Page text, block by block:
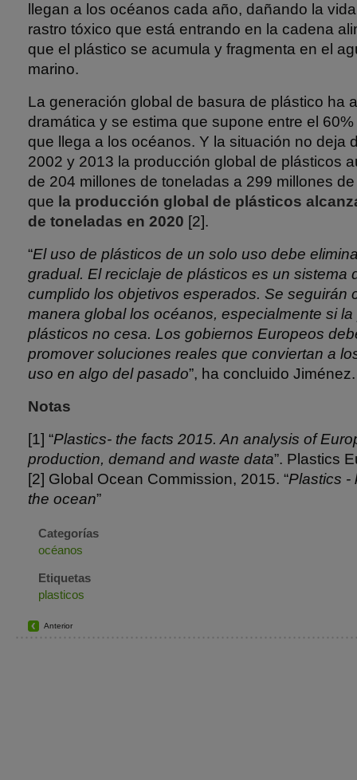
llegan a los océanos cada año, dañando la
rastro tóxico que está entrando en la cadena
que el plástico se acumula y fragmenta en el
marino.
La generación global de basura de plástico ha
dramática y se estima que supone entre el
que llega a los océanos. Y la situación no deja
2002 y 2013 la producción global de plásticos
de 204 millones de toneladas a 299 millones
que la producción global de plásticos
de toneladas en 2020 [2].
“El uso de plásticos de un solo uso debe
gradual. El reciclaje de plásticos es un sistema
cumplido los objetivos esperados. Se seguirán
manera global los océanos, especialmente si
plásticos no cesa. Los gobiernos Europeos
promover soluciones reales que conviertan a
uso en algo del pasado”, ha concluido Jiménez.
Notas
[1] “Plastics- the facts 2015. An analysis of
production, demand and waste data”. Plastics
[2] Global Ocean Commission, 2015. “Plastics -
the ocean”
Categorías
océanos
Etiquetas
plasticos
Anterior